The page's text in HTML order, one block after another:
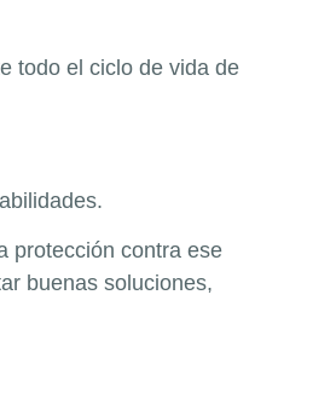
todo el ciclo de vida de
protección contra ese
buenas soluciones,